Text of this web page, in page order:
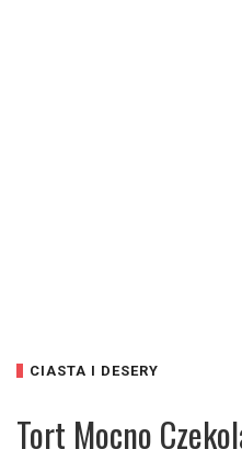
CIASTA I DESERY
Tort Mocno